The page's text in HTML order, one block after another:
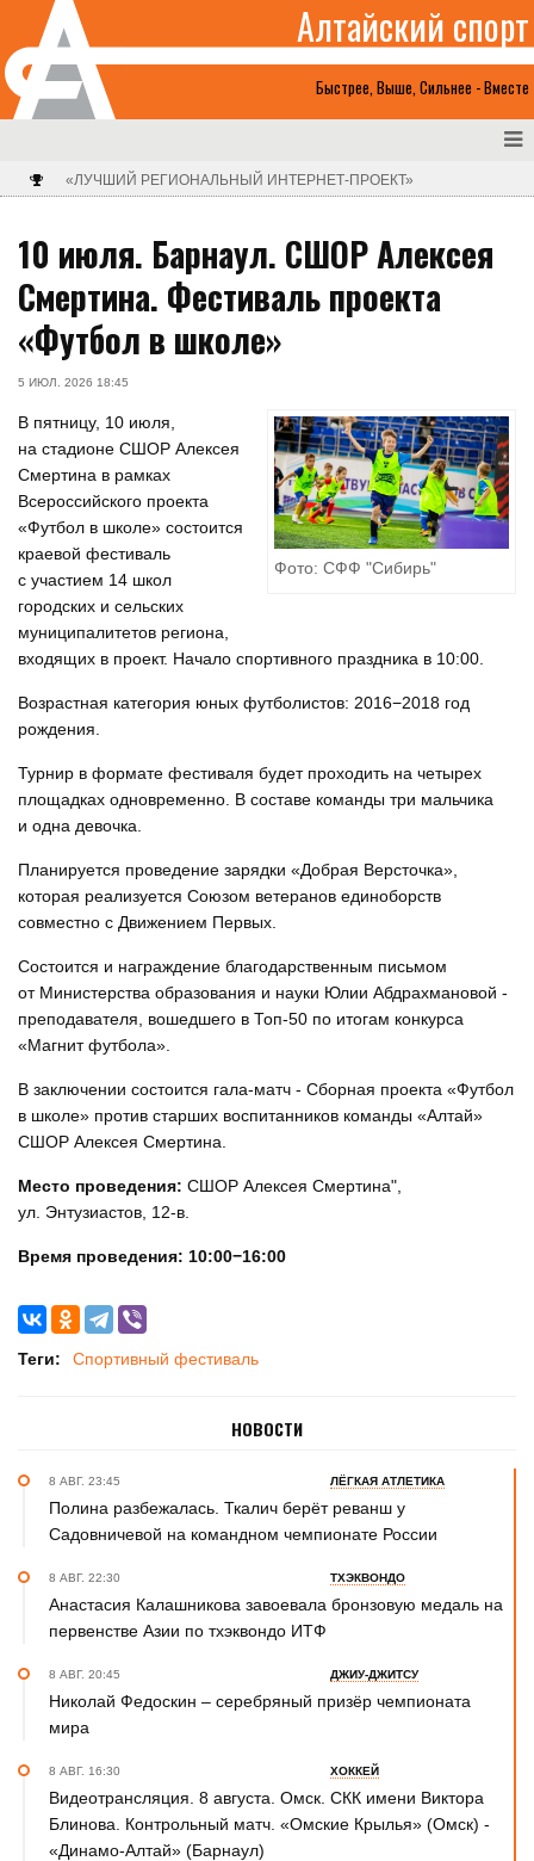
Быстрее, Выше, Сильнее - Вместе
Алтайский спорт
«ЛУЧШИЙ РЕГИОНАЛЬНЫЙ ИНТЕРНЕТ-ПРОЕКТ»
10 июля. Барнаул. СШОР Алексея
Смертина. Фестиваль проекта
«Футбол в школе»
5 ИЮЛ. 2026 18:45
Фото: СФФ "Сибирь"
В пятницу, 10 июля,
на стадионе СШОР Алексея
Смертина в рамках
Всероссийского проекта
«Футбол в школе» состоится
краевой фестиваль
с участием 14 школ
городских и сельских
муниципалитетов региона,
входящих в проект. Начало спортивного праздника в 10:00.
Возрастная категория юных футболистов: 2016−2018 год
рождения.
Турнир в формате фестиваля будет проходить на четырех
площадках одновременно. В составе команды три мальчика
и одна девочка.
Планируется проведение зарядки «Добрая Версточка»,
которая реализуется Союзом ветеранов единоборств
совместно с Движением Первых.
Состоится и награждение благодарственным письмом
от Министерства образования и науки Юлии Абдрахмановой -
преподавателя, вошедшего в Топ-50 по итогам конкурса
«Магнит футбола».
В заключении состоится гала-матч - Сборная проекта «Футбол
в школе» против старших воспитанников команды «Алтай»
СШОР Алексея Смертина.
Место проведения: СШОР Алексея Смертина",
ул. Энтузиастов, 12-в.
Время проведения: 10:00−16:00
Теги: Спортивный фестиваль
НОВОСТИ
8 АВГ. 23:45 ЛЁГКАЯ АТЛЕТИКА
Полина разбежалась. Ткалич берёт реванш у
Садовничевой на командном чемпионате России
8 АВГ. 22:30 ТХЭКВОНДО
Анастасия Калашникова завоевала бронзовую медаль на
первенстве Азии по тхэквондо ИТФ
8 АВГ. 20:45 ДЖИУ-ДЖИТСУ
Николай Федоскин – серебряный призёр чемпионата
мира
8 АВГ. 16:30 ХОККЕЙ
Видеотрансляция. 8 августа. Омск. СКК имени Виктора
Блинова. Контрольный матч. «Омские Крылья» (Омск) -
«Динамо-Алтай» (Барнаул)